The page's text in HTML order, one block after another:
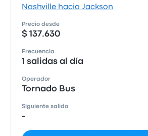
Nashville hacia Jackson
Precio desde
$ 137.630
Frecuencia
1 salidas al día
Operador
Tornado Bus
Siguiente salida
-